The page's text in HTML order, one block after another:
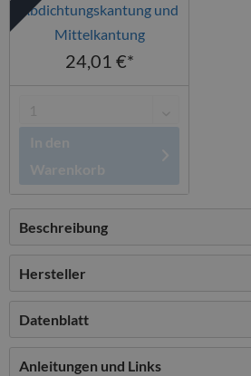
24,01 €*
Beschreibung
Hersteller
Datenblatt
Anleitungen und Links